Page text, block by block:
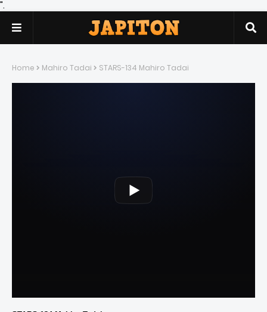
".
Home Mahiro Tadai STARS-134 Mahiro Tadai